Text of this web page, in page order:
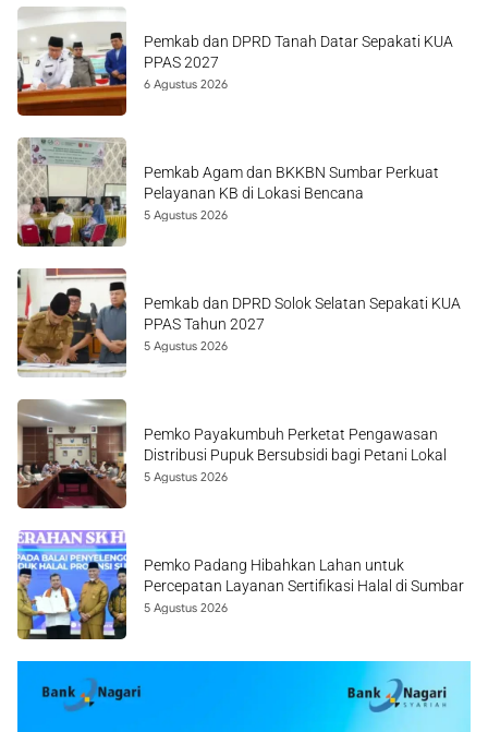
Pemkab dan DPRD Tanah Datar Sepakati KUA
PPAS 2027
6 Agustus 2026
Pemkab Agam dan BKKBN Sumbar Perkuat
Pelayanan KB di Lokasi Bencana
5 Agustus 2026
Pemkab dan DPRD Solok Selatan Sepakati KUA
PPAS Tahun 2027
5 Agustus 2026
Pemko Payakumbuh Perketat Pengawasan
Distribusi Pupuk Bersubsidi bagi Petani Lokal
5 Agustus 2026
Pemko Padang Hibahkan Lahan untuk
Percepatan Layanan Sertifikasi Halal di Sumbar
5 Agustus 2026